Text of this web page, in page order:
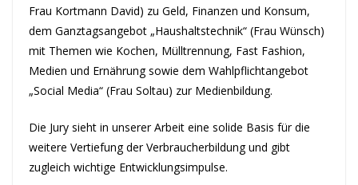
Frau Kortmann David) zu Geld, Finanzen und Konsum,
dem Ganztagsangebot „Haushaltstechnik“ (Frau Wünsch)
mit Themen wie Kochen, Mülltrennung, Fast Fashion,
Medien und Ernährung sowie dem Wahlpflichtangebot
„Social Media“ (Frau Soltau) zur Medienbildung.
Die Jury sieht in unserer Arbeit eine solide Basis für die
weitere Vertiefung der Verbraucherbildung und gibt
zugleich wichtige Entwicklungsimpulse.